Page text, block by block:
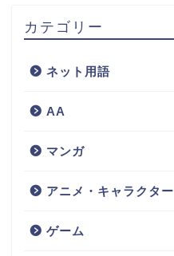
カテゴリー
ネット用語
AA
マンガ
アニメ・キャラクター
ゲーム